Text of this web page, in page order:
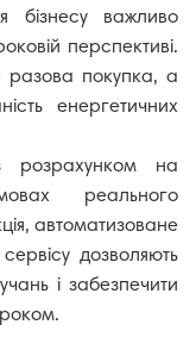
бізнесу важливо
перспективі.
покупка, а
енергетичних
розрахунком на
реального
автоматизоване
дозволяють
і забезпечити